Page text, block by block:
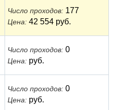
Число проходов: 177
Цена: 42 554 руб.
Число проходов: 0
Цена: руб.
Число проходов: 0
Цена: руб.